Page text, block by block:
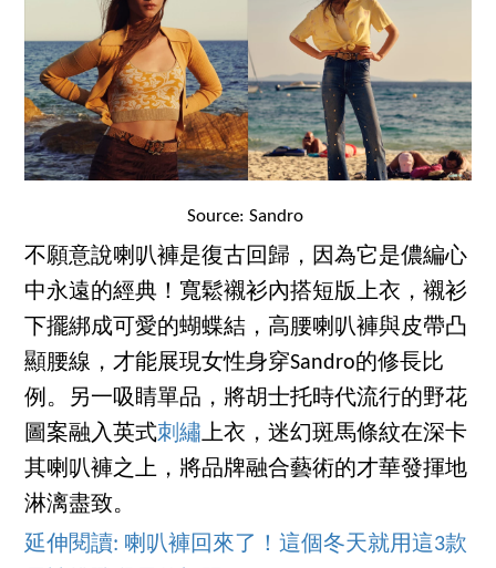
Source: Sandro
不願意說喇叭褲是復古回歸，因為它是儂編心
中永遠的經典！寬鬆襯衫內搭短版上衣，襯衫
下擺綁成可愛的蝴蝶結，高腰喇叭褲與皮帶凸
顯腰線，才能展現女性身穿Sandro的修長比
例。另一吸睛單品，將胡士托時代流行的野花
圖案融入英式刺繡上衣，迷幻斑馬條紋在深卡
其喇叭褲之上，將品牌融合藝術的才華發揮地
淋漓盡致。
延伸閱讀: 喇叭褲回來了！這個冬天就用這3款